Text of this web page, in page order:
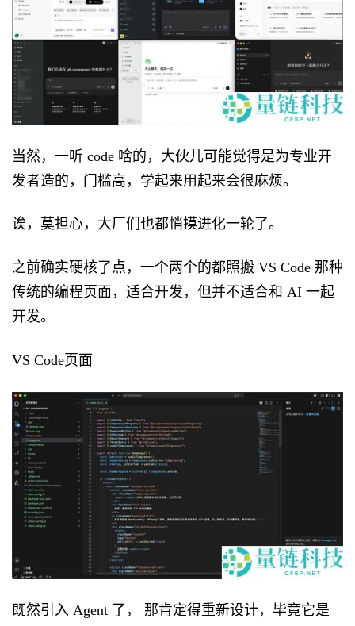
当然，一听 code 啥的，大伙儿可能觉得是为专业开
发者造的，门槛高，学起来用起来会很麻烦。
诶，莫担心，大厂们也都悄摸进化一轮了。
之前确实硬核了点，一个两个的都照搬 VS Code 那种
传统的编程页面，适合开发，但并不适合和 AI 一起
开发。
VS Code页面
既然引入 Agent 了， 那肯定得重新设计，毕竟它是